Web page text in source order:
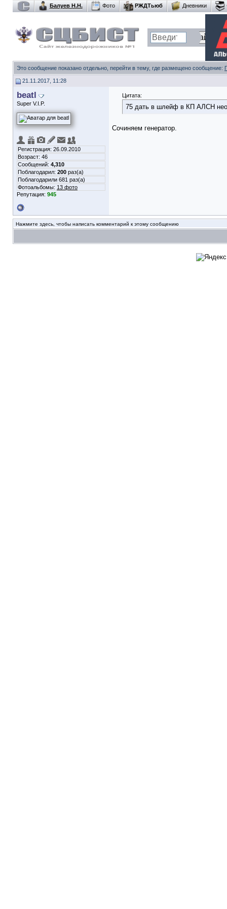
Балуев Н.Н. Фото РЖДТьюб Дневники
Это сообщение показано отдельно, перейти в тему, где размещено сообщение:
21.11.2017, 11:28
beatl
Super V.I.P.
Регистрация: 26.09.2010
Возраст: 46
Сообщений: 4,310
Поблагодарил: 200 раз(а)
Поблагодарили 681 раз(а)
Фотоальбомы: 13 фото
Репутация: 945
Цитата:
75 дать в шлейф в КП АЛСН
Сочиняем генератор.
Нажмите здесь, чтобы написать комментарий к этому сообщению